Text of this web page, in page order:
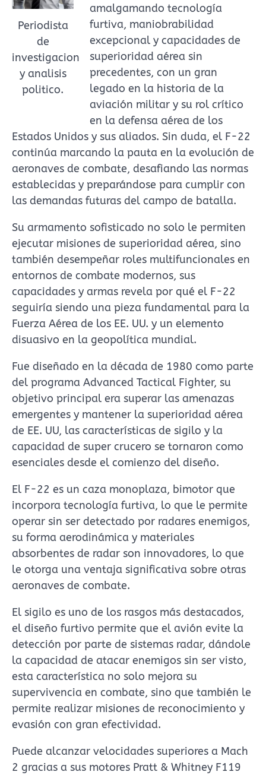
Periodista
de
investigacion
y analisis
politico.
amalgamando tecnología
furtiva, maniobrabilidad
excepcional y capacidades de
superioridad aérea sin
precedentes, con un gran
legado en la historia de la
aviación militar y su rol crítico
en la defensa aérea de los
Estados Unidos y sus aliados. Sin duda, el F-22
continúa marcando la pauta en la evolución de
aeronaves de combate, desafiando las normas
establecidas y preparándose para cumplir con
las demandas futuras del campo de batalla.
​Su armamento sofisticado no solo le permiten
ejecutar misiones de superioridad aérea, sino
también desempeñar roles multifuncionales en
entornos de combate modernos, sus
capacidades y armas revela por qué el F-22
seguiría siendo una pieza fundamental para la
Fuerza Aérea de los EE. UU. y un elemento
disuasivo en la geopolítica mundial.
Fue diseñado en la década de 1980 como parte
del programa Advanced Tactical Fighter, su
objetivo principal era superar las amenazas
emergentes y mantener la superioridad aérea
de EE. UU, las características de sigilo y la
capacidad de super crucero se tornaron como
esenciales desde el comienzo del diseño.
El F-22 es un caza monoplaza, bimotor que
incorpora tecnología furtiva, lo que le permite
operar sin ser detectado por radares enemigos,
su forma aerodinámica y materiales
absorbentes de radar son innovadores, lo que
le otorga una ventaja significativa sobre otras
aeronaves de combate.
El sigilo es uno de los rasgos más destacados,
el diseño furtivo permite que el avión evite la
detección por parte de sistemas radar, dándole
la capacidad de atacar enemigos sin ser visto,
esta característica no solo mejora su
supervivencia en combate, sino que también le
permite realizar misiones de reconocimiento y
evasión con gran efectividad.
Puede alcanzar velocidades superiores a Mach
2 gracias a sus motores Pratt & Whitney F119